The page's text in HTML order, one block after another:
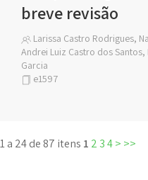
breve revisão
Larissa Castro Rodrigues,
Andrei Luiz Castro dos
Garcia
e1597
1 a 24 de 87 itens 1 2 34> >>